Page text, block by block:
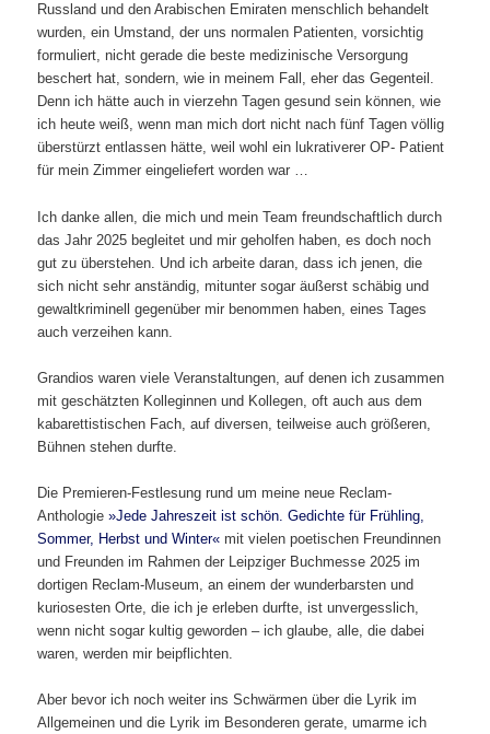
Russland und den Arabischen Emiraten menschlich behandelt
wurden, ein Umstand, der uns normalen Patienten, vorsichtig
formuliert, nicht gerade die beste medizinische Versorgung
beschert hat, sondern, wie in meinem Fall, eher das Gegenteil.
Denn ich hätte auch in vierzehn Tagen gesund sein können, wie
ich heute weiß, wenn man mich dort nicht nach fünf Tagen völlig
überstürzt entlassen hätte, weil wohl ein lukrativerer OP- Patient
für mein Zimmer eingeliefert worden war …
Ich danke allen, die mich und mein Team freundschaftlich durch
das Jahr 2025 begleitet und mir geholfen haben, es doch noch
gut zu überstehen. Und ich arbeite daran, dass ich jenen, die
sich nicht sehr anständig, mitunter sogar äußerst schäbig und
gewaltkriminell gegenüber mir benommen haben, eines Tages
auch verzeihen kann.
Grandios waren viele Veranstaltungen, auf denen ich zusammen
mit geschätzten Kolleginnen und Kollegen, oft auch aus dem
kabarettistischen Fach, auf diversen, teilweise auch größeren,
Bühnen stehen durfte.
Die Premieren-Festlesung rund um meine neue Reclam-
Anthologie»Jede Jahreszeit ist schön. Gedichte für Frühling,
Sommer, Herbst und Winter« mit vielen poetischen Freundinnen
und Freunden im Rahmen der Leipziger Buchmesse 2025 im
dortigen Reclam-Museum, an einem der wunderbarsten und
kuriosesten Orte, die ich je erleben durfte, ist unvergesslich,
wenn nicht sogar kultig geworden – ich glaube, alle, die dabei
waren, werden mir beipflichten.
Aber bevor ich noch weiter ins Schwärmen über die Lyrik im
Allgemeinen und die Lyrik im Besonderen gerate, umarme ich